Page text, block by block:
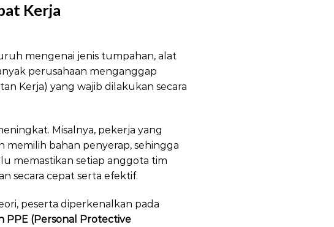
Kerja
mengenai jenis tumpahan, alat
perusahaan menganggap
Kerja) yang wajib dilakukan secara
Misalnya, pekerja yang
memilih bahan penyerap, sehingga
memastikan setiap anggota tim
secara cepat serta efektif.
peserta diperkenalkan pada
PPE (Personal Protective